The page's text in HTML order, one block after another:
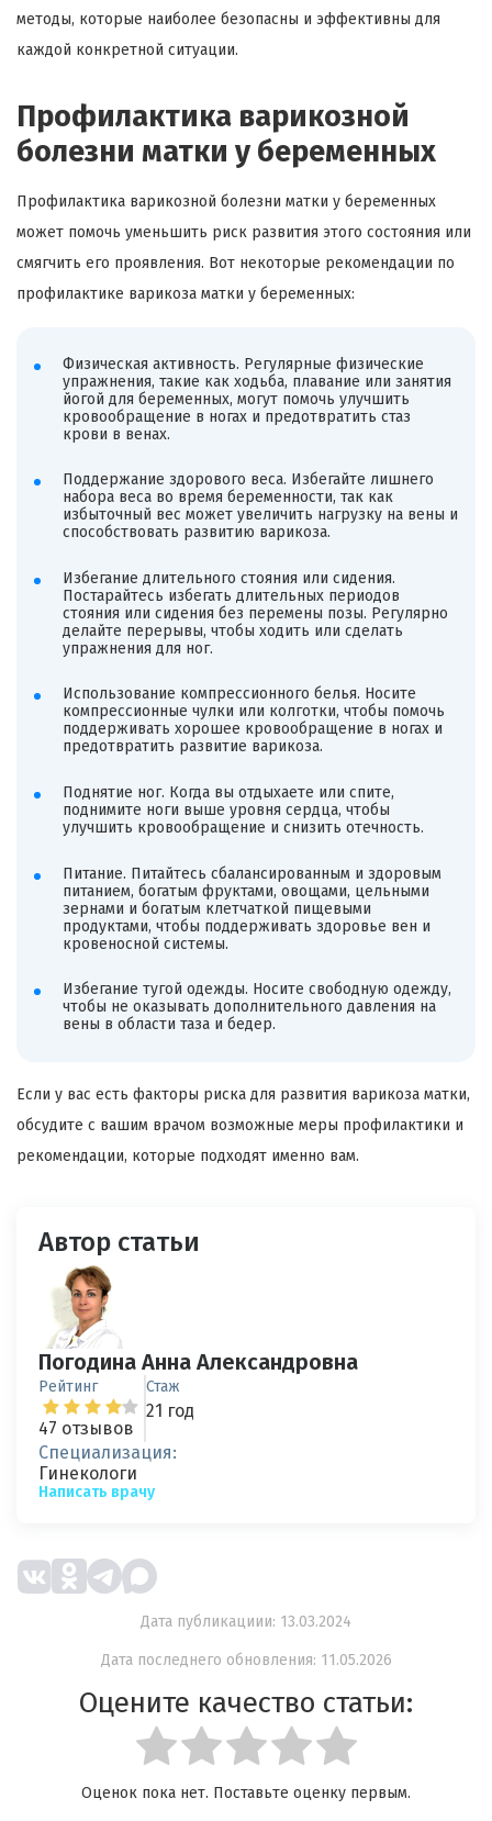
методы, которые наиболее безопасны и эффективны для
каждой конкретной ситуации.
Профилактика варикозной
болезни матки у беременных
Профилактика варикозной болезни матки у беременных
может помочь уменьшить риск развития этого состояния или
смягчить его проявления. Вот некоторые рекомендации по
профилактике варикоза матки у беременных:
Физическая активность. Регулярные физические
упражнения, такие как ходьба, плавание или занятия
йогой для беременных, могут помочь улучшить
кровообращение в ногах и предотвратить стаз
крови в венах.
Поддержание здорового веса. Избегайте лишнего
набора веса во время беременности, так как
избыточный вес может увеличить нагрузку на вены и
способствовать развитию варикоза.
Избегание длительного стояния или сидения.
Постарайтесь избегать длительных периодов
стояния или сидения без перемены позы. Регулярно
делайте перерывы, чтобы ходить или сделать
упражнения для ног.
Использование компрессионного белья. Носите
компрессионные чулки или колготки, чтобы помочь
поддерживать хорошее кровообращение в ногах и
предотвратить развитие варикоза.
Поднятие ног. Когда вы отдыхаете или спите,
поднимите ноги выше уровня сердца, чтобы
улучшить кровообращение и снизить отечность.
Питание. Питайтесь сбалансированным и здоровым
питанием, богатым фруктами, овощами, цельными
зернами и богатым клетчаткой пищевыми
продуктами, чтобы поддерживать здоровье вен и
кровеносной системы.
Избегание тугой одежды. Носите свободную одежду,
чтобы не оказывать дополнительного давления на
вены в области таза и бедер.
Если у вас есть факторы риска для развития варикоза матки,
обсудите с вашим врачом возможные меры профилактики и
рекомендации, которые подходят именно вам.
Автор статьи
Погодина Анна Александровна
Рейтинг
47 отзывов
Стаж
21 год
Специализация:
Гинекологи
Написать врачу
Дата публикациии: 13.03.2024
Дата последнего обновления: 11.05.2026
Оцените качество статьи:
Оценок пока нет. Поставьте оценку первым.